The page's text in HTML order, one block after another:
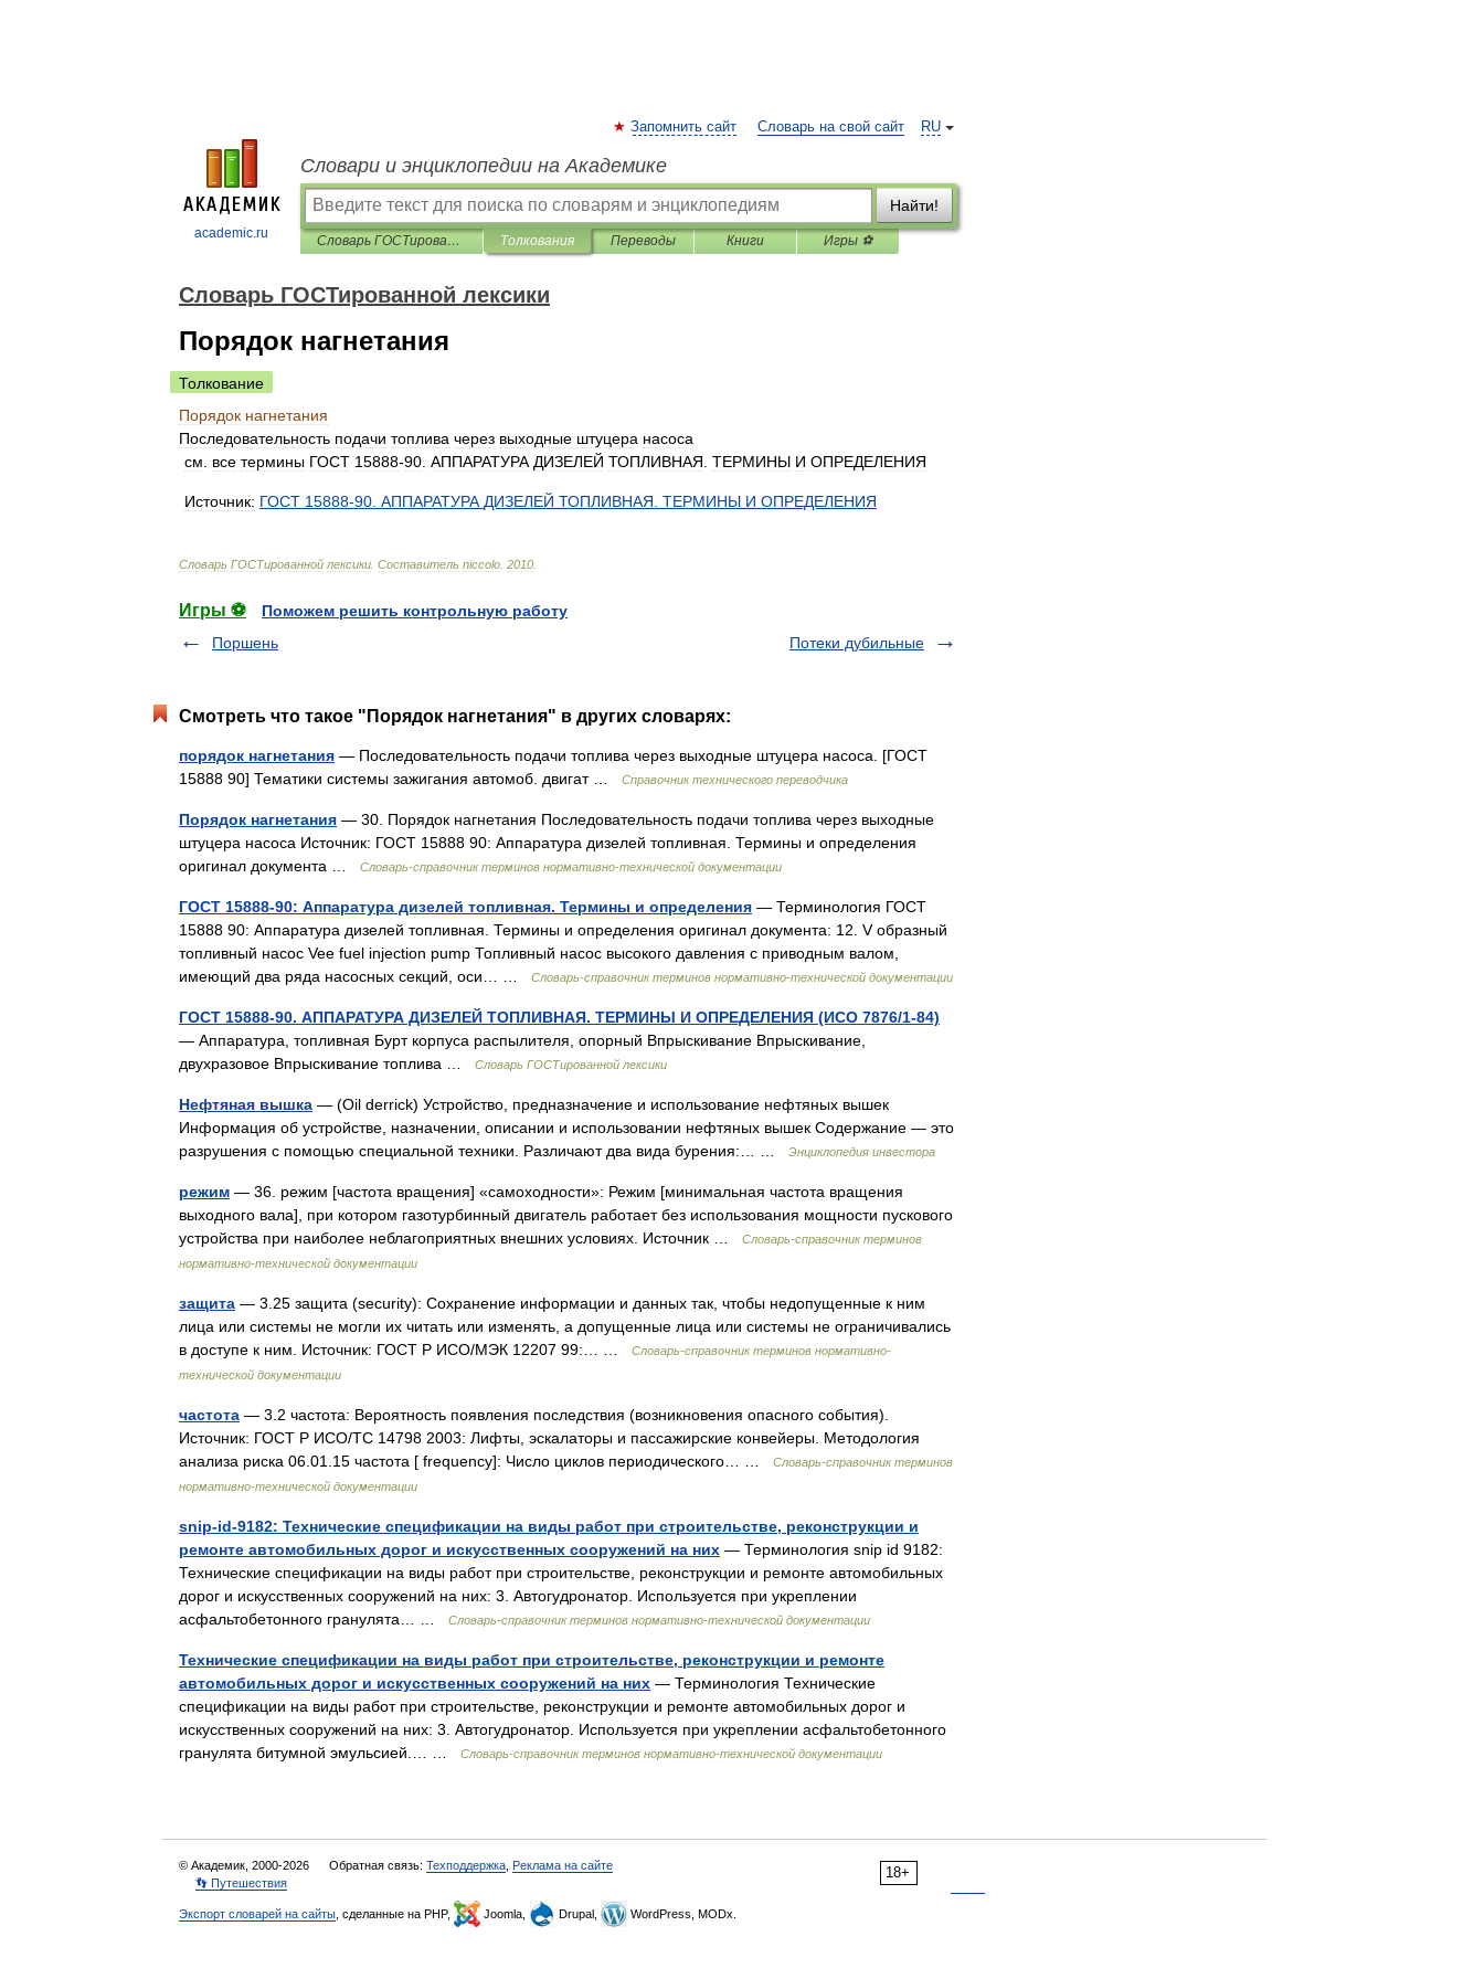
academic.ru
RU
Запомнить сайт Словарь на свой сайт
Словари и энциклопедии на Академике
Найти!
Словарь ГОСТированной лексики Толкования Переводы Книги Игры ⚽
Словарь ГОСТированной лексики
Порядок нагнетания
Толкование
Порядок нагнетания
Последовательность подачи топлива через выходные штуцера насоса
см
все термины ГОСТ 15888-90 АППАРАТУРА ДИЗЕЛЕЙ ТОПЛИВНАЯ ТЕРМИНЫ И ОПРЕДЕЛЕНИЯ
Источник: ГОСТ 15888-90 АППАРАТУРА ДИЗЕЛЕЙ ТОПЛИВНАЯ ТЕРМИНЫ И ОПРЕДЕЛЕНИЯ
Словарь ГОСТированной лексики Составитель niccolo 2010
Игры ⚽
Поможем решить контрольную работу
Поршень
Потеки дубильные
Смотреть что такое "Порядок нагнетания" в других словарях:
порядок нагнетания — Последовательность подачи топлива через выходные штуцера насоса. [ГОСТ
15888 90] Тематики системы зажигания автомоб. двигат …
Справочник технического переводчика
Порядок нагнетания — 30. Порядок нагнетания Последовательность подачи топлива через выходные
штуцера насоса Источник: ГОСТ 15888 90: Аппаратура дизелей топливная. Термины и определения
оригинал документа …
Словарь-справочник терминов нормативно-технической документации
ГОСТ 15888-90: Аппаратура дизелей топливная. Термины и определения — Терминология ГОСТ
15888 90: Аппаратура дизелей топливная. Термины и определения оригинал документа: 12. V образный
топливный насос Vee fuel injection pump Топливный насос высокого давления с приводным валом,
имеющий два ряда насосных секций, оси… …
Словарь-справочник терминов нормативно-технической документации
ГОСТ 15888-90. АППАРАТУРА ДИЗЕЛЕЙ ТОПЛИВНАЯ. ТЕРМИНЫ И ОПРЕДЕЛЕНИЯ (ИСО 7876/1-84)
— Аппаратура, топливная Бурт корпуса распылителя, опорный Впрыскивание Впрыскивание,
двухразовое Впрыскивание топлива …
Словарь ГОСТированной лексики
Нефтяная вышка — (Oil derrick) Устройство, предназначение и использование нефтяных вышек
Информация об устройстве, назначении, описании и использовании нефтяных вышек Содержание — это
разрушения с помощью специальной техники. Различают два вида бурения:… …
Энциклопедия инвестора
режим — 36. режим [частота вращения] «самоходности»: Режим [минимальная частота вращения
выходного вала], при котором газотурбинный двигатель работает без использования мощности пускового
устройства при наиболее неблагоприятных внешних условиях. Источник …
Словарь-справочник терминов
нормативно-технической документации
защита — 3.25 защита (security): Сохранение информации и данных так, чтобы недопущенные к ним
лица или системы не могли их читать или изменять, а допущенные лица или системы не ограничивались
в доступе к ним. Источник: ГОСТ Р ИСО/МЭК 12207 99:… …
Словарь-справочник терминов нормативно-
технической документации
частота — 3.2 частота: Вероятность появления последствия (возникновения опасного события).
Источник: ГОСТ Р ИСО/ТС 14798 2003: Лифты, эскалаторы и пассажирские конвейеры. Методология
анализа риска 06.01.15 частота [ frequency]: Число циклов периодического… …
Словарь-справочник терминов
нормативно-технической документации
snip-id-9182: Технические спецификации на виды работ при строительстве, реконструкции и
ремонте автомобильных дорог и искусственных сооружений на них — Терминология snip id 9182:
Технические спецификации на виды работ при строительстве, реконструкции и ремонте автомобильных
дорог и искусственных сооружений на них: 3. Автогудронатор. Используется при укреплении
асфальтобетонного гранулята… …
Словарь-справочник терминов нормативно-технической документации
Технические спецификации на виды работ при строительстве, реконструкции и ремонте
автомобильных дорог и искусственных сооружений на них — Терминология Технические
спецификации на виды работ при строительстве, реконструкции и ремонте автомобильных дорог и
искусственных сооружений на них: 3. Автогудронатор. Используется при укреплении асфальтобетонного
гранулята битумной эмульсией.… …
Словарь-справочник терминов нормативно-технической документации
18+
© Академик, 2000-2026 Обратная связь: Техподдержка Реклама на сайте
👣 Путешествия
Экспорт словарей на сайты , сделанные на PHP, Joomla, Drupal, WordPress, MODx.